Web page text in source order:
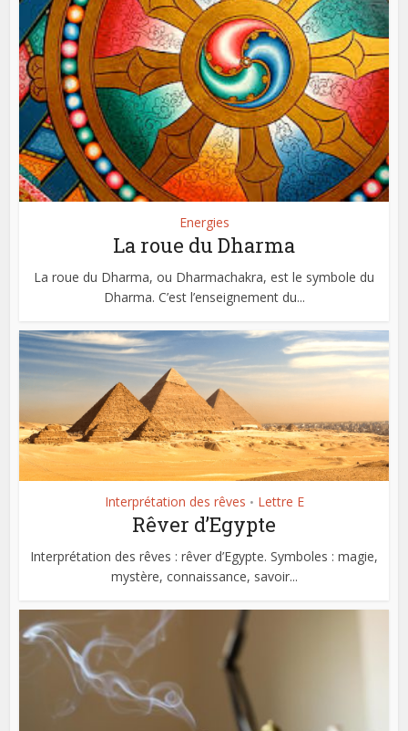
Energies
La roue du Dharma
La roue du Dharma, ou Dharmachakra, est le symbole du
Dharma. C’est l’enseignement du...
Interprétation des rêves • Lettre E
Rêver d’Egypte
Interprétation des rêves : rêver d’Egypte. Symboles : magie,
mystère, connaissance, savoir...